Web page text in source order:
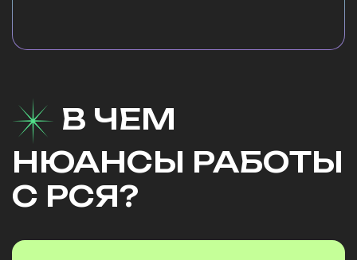
В ЧЕМ
НЮАНСЫ РАБОТЫ
С РСЯ?